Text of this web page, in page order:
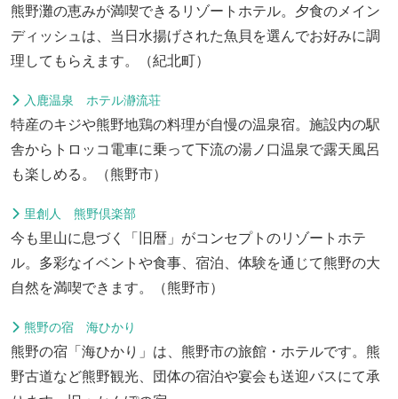
熊野灘の恵みが満喫できるリゾートホテル。夕食のメイン
ディッシュは、当日水揚げされた魚貝を選んでお好みに調
理してもらえます。（紀北町）
入鹿温泉 ホテル瀞流荘
特産のキジや熊野地鶏の料理が自慢の温泉宿。施設内の駅
舎からトロッコ電車に乗って下流の湯ノ口温泉で露天風呂
も楽しめる。（熊野市）
里創人 熊野倶楽部
今も里山に息づく「旧暦」がコンセプトのリゾートホテ
ル。多彩なイベントや食事、宿泊、体験を通じて熊野の大
自然を満喫できます。（熊野市）
熊野の宿 海ひかり
熊野の宿「海ひかり」は、熊野市の旅館・ホテルです。熊
野古道など熊野観光、団体の宿泊や宴会も送迎バスにて承